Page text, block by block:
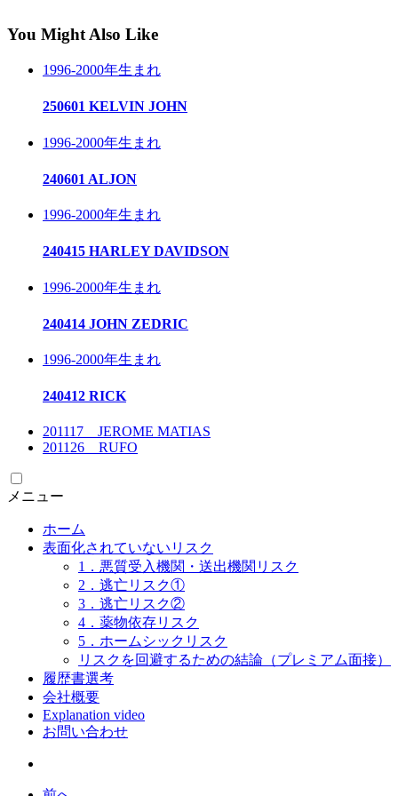
You Might Also Like
1996-2000年生まれ
250601 KELVIN JOHN
1996-2000年生まれ
240601 ALJON
1996-2000年生まれ
240415 HARLEY DAVIDSON
1996-2000年生まれ
240414 JOHN ZEDRIC
1996-2000年生まれ
240412 RICK
201117 JEROME MATIAS
201126 RUFO
メニュー
ホーム
表面化されていないリスク
1．悪質受入機関・送出機関リスク
2．逃亡リスク①
3．逃亡リスク②
4．薬物依存リスク
5．ホームシックリスク
リスクを回避するための結論（プレミアム面接）
履歴書選考
会社概要
Explanation video
お問い合わせ